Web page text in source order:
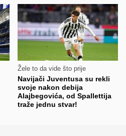
Žele to da vide što prije
Navijači Juventusa su rekli
svoje nakon debija
Alajbegovića, od Spallettija
traže jednu stvar!